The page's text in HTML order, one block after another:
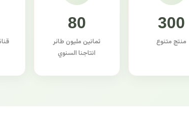
300
منتج متنوع
80
ثمانين مليون طائر
انتاجنا السنوي